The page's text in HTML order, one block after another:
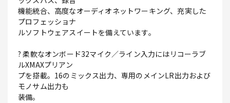
機能統合、高度なオーディオネットワーキング、充実した
プロフェッショナ
ルソフトウェアスイートを備えています。
? 柔軟なオンボード32マイク／ライン入力にはリコーラブ
ルXMAXプリアン
プを搭載。16のミックス出力、専用のメインLR出力および
モノサム出力も
装備。